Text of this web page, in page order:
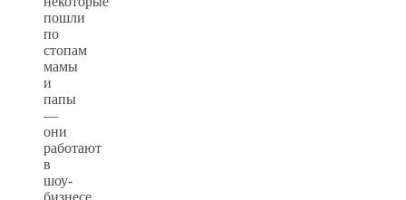
пошли
по
стопам
мамы
и
папы
—
они
работают
в
шоу-
бизнесе.